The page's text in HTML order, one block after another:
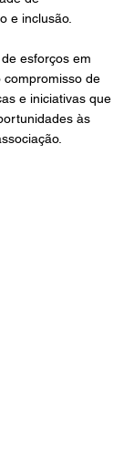
e inclusão.
esforços em
compromisso de
e iniciativas que
às